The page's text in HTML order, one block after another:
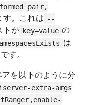
pair,
す。これは --
トが key=value の
は
す。
を以下のように分
extra-args